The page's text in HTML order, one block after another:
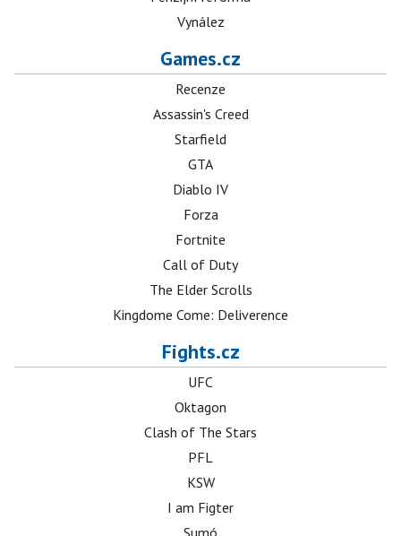
Vynález
Games.cz
Recenze
Assassin's Creed
Starfield
GTA
Diablo IV
Forza
Fortnite
Call of Duty
The Elder Scrolls
Kingdome Come: Deliverence
Fights.cz
UFC
Oktagon
Clash of The Stars
PFL
KSW
I am Figter
Sumó